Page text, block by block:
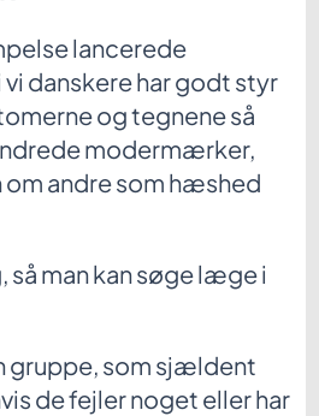
lancerede
danskere har godt styr
og tegnene så
modermærker,
om andre som hæshed
så man kan søge læge i
gruppe, som sjældent
de fejler noget eller har